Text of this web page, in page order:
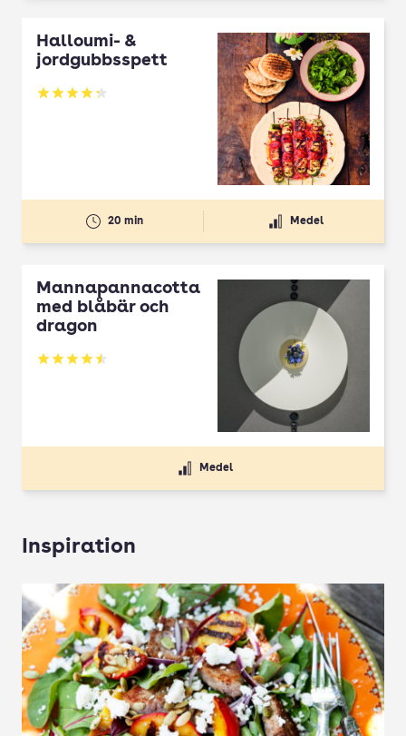
Halloumi- &
jordgubbsspett
Betyg: 4.3 av 5
20 min Medel
Mannapannacotta
med blåbär och
dragon
Betyg: 4.5 av 5
Medel
Inspiration